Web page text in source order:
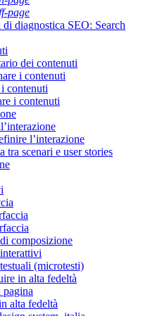
page
diagnostica SEO: Search
dei contenuti
i contenuti
contenuti
i contenuti
l’interazione
tra scenari e user stories
composizione
(microtesti)
in alta fedeltà
alta fedeltà